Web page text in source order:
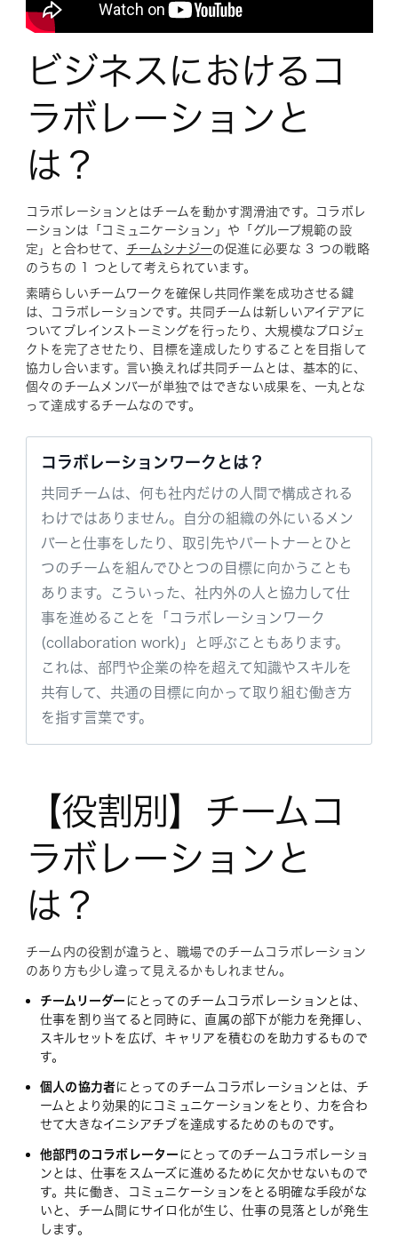
ビジネスにおけるコ
ラボレーションと
は？
コラボレーションとはチームを 動かす潤滑油です。コラボレ
ーションは「コミュニケーション」や「グループ規範の設
定」と合わせて、 チームシナジーの促進に必要な 3 つの戦略
のうちの 1 つとして考えられています。
素晴らしいチームワークを確保し共同作業を成功させる鍵
は、コラボレーションです。共同チームは新しいアイデアに
ついてブレインストーミングを行ったり、大規模なプロジェ
クトを完了させたり、目標を達成したりすることを目指して
協力し合います。言い換えれば共同チームとは、基本的に、
個々のチームメンバーが単独ではできない成果を、一丸とな
って達成するチームなのです。
コラボレーションワークとは？
共同チームは、何も社内だけの人間で構成される
わけではありません。自分の組織の外にいるメン
バーと仕事をしたり、取引先やパートナーとひと
つのチームを組んでひとつの目標に向かうことも
あります。こういった、社内外の人と協力して仕
事を進めることを「コラボレーションワーク
(collaboration work)」と呼ぶこともあります。
これは、部門や企業の枠を超えて知識やスキルを
共有して、共通の目標に向かって取り組む働き方
を指す言葉です。
【役割別】チームコ
ラボレーションと
は？
チーム内の役割が違うと、職場でのチームコラボレーション
のあり方も少し違って見えるかもしれません。
チームリーダー にとってのチームコラボレーションとは、
仕事を割り当てると同時に、直属の部下が能力を発揮し、
スキルセットを広げ、キャリアを積むのを助力するもので
す。
個人の協力者にとってのチームコラボレーションとは、チ
ームとより効果的にコミュニケーションをとり、力を合わ
せて大きなイニシアチブを達成するためのものです。
他部門のコラボレーター にとってのチームコラボレーショ
ンとは、仕事をスムーズに進めるために欠かせないもので
す。共に働き、コミュニケーションをとる明確な手段がな
いと、チーム間にサイロ化が生じ、仕事の見落としが発生
します。